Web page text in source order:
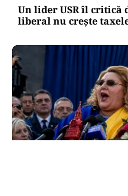
Un lider USR îl critică
liberal nu crește